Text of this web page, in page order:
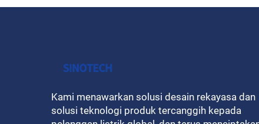
Kami menawarkan solusi desain rekayasa dan
solusi teknologi produk tercanggih kepada